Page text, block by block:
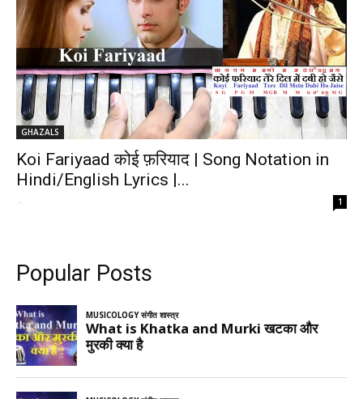
GHAZALS
Koi Fariyaad कोई फ़रियाद | Song Notation in
Hindi/English Lyrics |...
- 1
Popular Posts